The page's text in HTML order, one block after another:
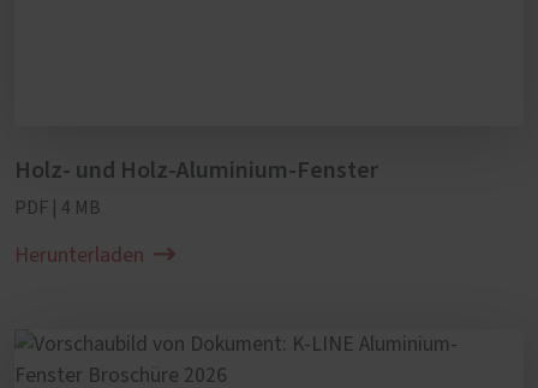
Holz- und Holz-Aluminium-Fenster
PDF | 4 MB
Herunterladen